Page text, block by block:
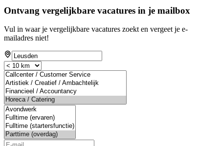
Ontvang vergelijkbare vacatures in je mailbox
Vul in waar je vergelijkbare vacatures zoekt en vergeet je e-
mailadres niet!